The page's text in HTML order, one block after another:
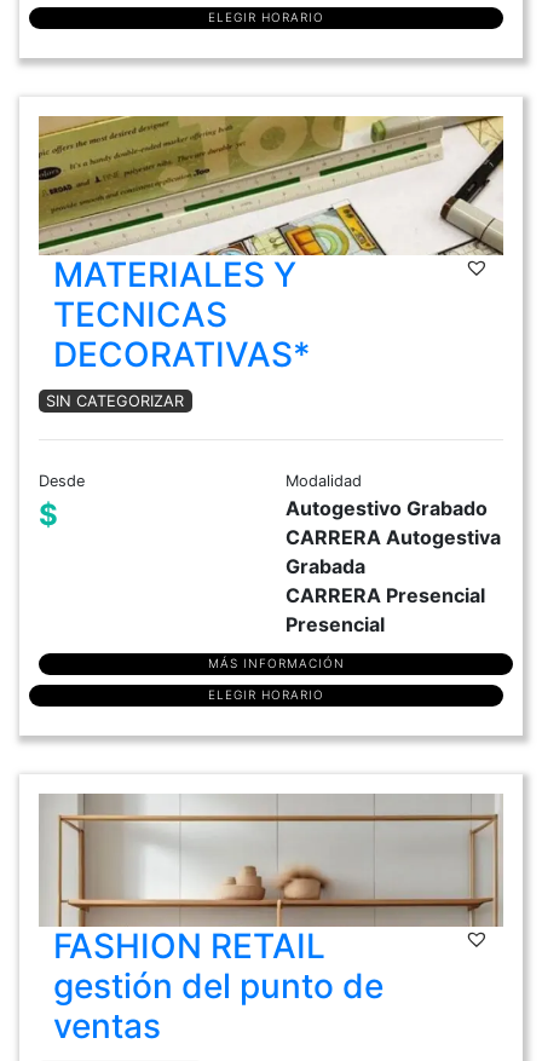
ELEGIR HORARIO
MATERIALES Y
TECNICAS
DECORATIVAS*
SIN CATEGORIZAR
Desde
$
Modalidad
Autogestivo Grabado
CARRERA Autogestiva
Grabada
CARRERA Presencial
Presencial
MÁS INFORMACIÓN
ELEGIR HORARIO
FASHION RETAIL
gestión del punto de
ventas